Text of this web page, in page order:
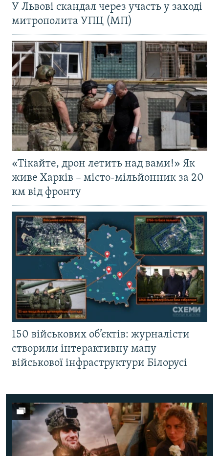
У Львові скандал через участь у заході
митрополита УПЦ (МП)
«Тікайте, дрон летить над вами!» Як
живе Харків – місто-мільйонник за 20
км від фронту
150 військових об’єктів: журналісти
створили інтерактивну мапу
військової інфраструктури Білорусі